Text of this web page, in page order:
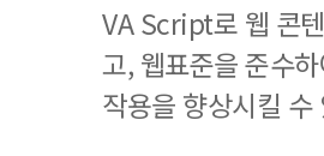
VA Script로 웹 콘
고, 웹표준을 준수
작용을 향상시킬